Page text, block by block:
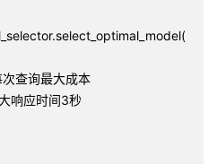
查询最大成本
响应时间3秒